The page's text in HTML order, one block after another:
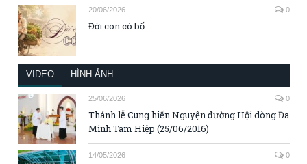
20/06/2026 0
Đời con có bố
VIDEO HÌNH ẢNH
25/06/2026 0
Thánh lễ Cung hiến Nguyện đường Hội dòng Đa
Minh Tam Hiệp (25/06/2016)
14/05/2026 0